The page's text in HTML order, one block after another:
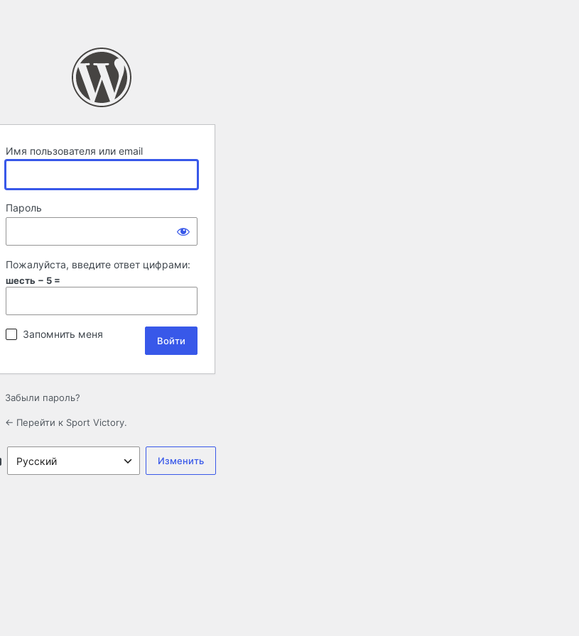
Имя пользователя или email
Пароль
Пожалуйста, введите ответ цифрами:
шесть − 5 =
Запомнить меня
Забыли пароль?
← Перейти к Sport Victory.
Язык